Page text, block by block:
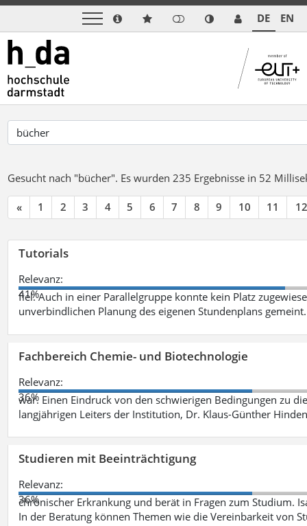
DE EN
Gesucht nach "bücher". Es wurden 235 Ergebnisse in 52
« 1 2 3 4 5 6 7 8 9 10 11 12
Tutorials
Relevanz:
41%
fiel. Auch in einer Parallelgruppe konnte kein Platz
unverbindlichen Planung des eigenen Stundenplans
Fachbereich Chemie- und Biotechnologie
Relevanz:
36%
war. Einen Eindruck von den schwierigen Bedingungen zu
langjährigen Leiters der Institution, Dr. Klaus-Günther
Studieren mit Beeinträchtigung
Relevanz:
36%
chronischer Erkrankung und berät in Fragen zum Studium.
In der Beratung können Themen wie die Vereinbarkeit von